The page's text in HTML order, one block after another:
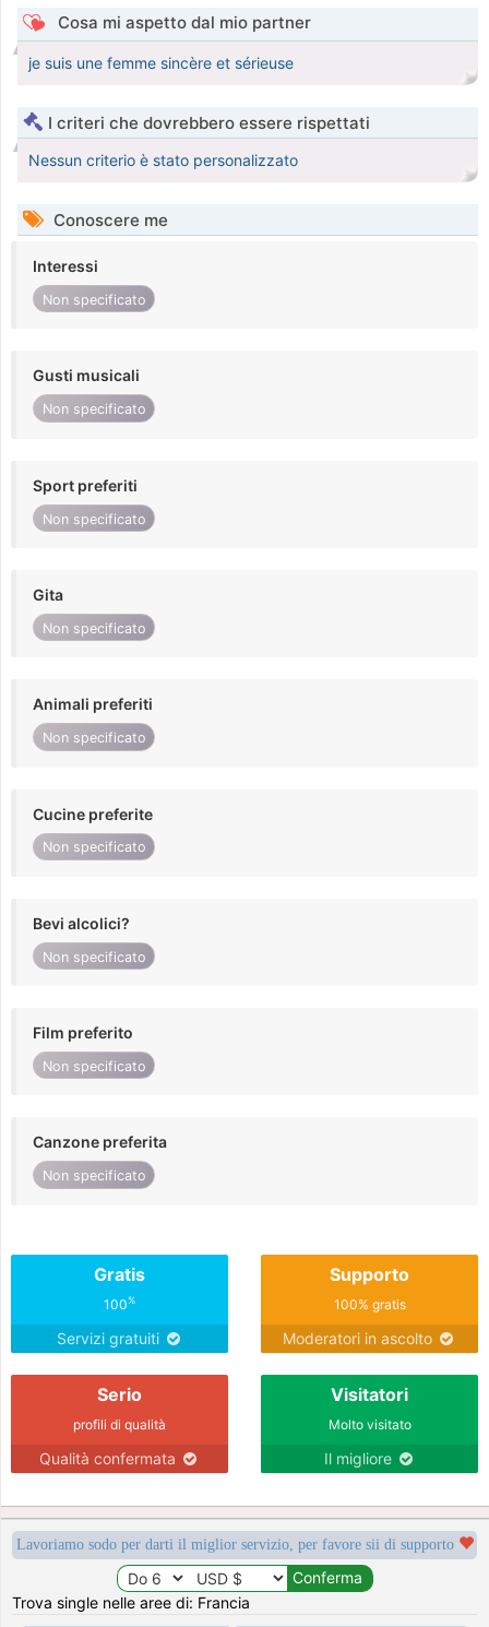
Cosa mi aspetto dal mio partner
je suis une femme sincère et sérieuse
I criteri che dovrebbero essere rispettati
Nessun criterio è stato personalizzato
Conoscere me
Interessi
Non specificato
Gusti musicali
Non specificato
Sport preferiti
Non specificato
Gita
Non specificato
Animali preferiti
Non specificato
Cucine preferite
Non specificato
Bevi alcolici?
Non specificato
Film preferito
Non specificato
Canzone preferita
Non specificato
Gratis
100%
Servizi gratuiti
Supporto
100% gratis
Moderatori in ascolto
Serio
profili di qualità
Qualità confermata
Visitatori
Molto visitato
Il migliore
Lavoriamo sodo per darti il miglior servizio, per favore sii di supporto
Trova single nelle aree di: Francia